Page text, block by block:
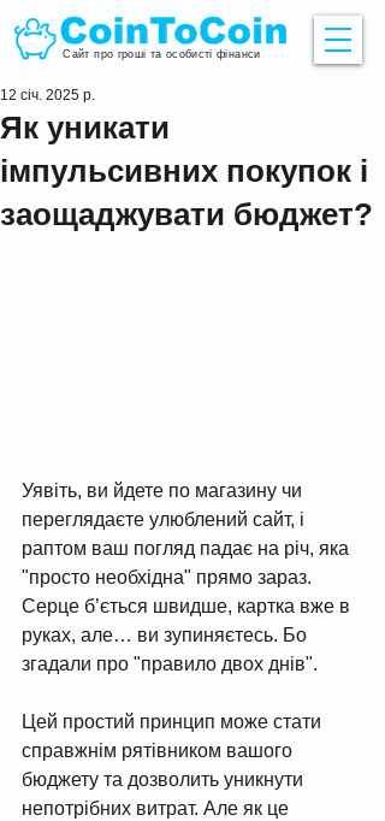
Сайт про гроші та особисті фінанси
Як уникати
імпульсивних покупок і
заощаджувати бюджет?
12 січ. 2025 р.
Уявіть, ви йдете по магазину чи
переглядаєте улюблений сайт, і
раптом ваш погляд падає на річ, яка
"просто необхідна" прямо зараз.
Серце б’ється швидше, картка вже в
руках, але… ви зупиняєтесь. Бо
згадали про "правило двох днів".
Цей простий принцип може стати
справжнім рятівником вашого
бюджету та дозволить уникнути
непотрібних витрат. Але як це